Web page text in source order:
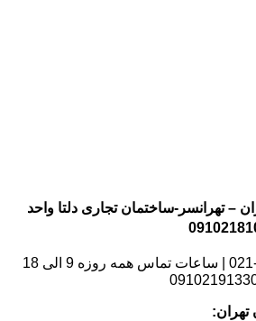
– تهرانسر-ساختمان تجاری دلتا واحد